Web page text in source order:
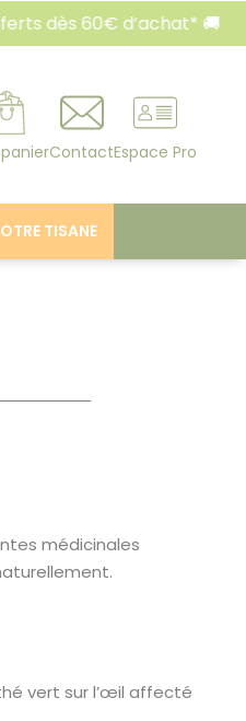
60€ d’achat* 🚚
ContactEspace Pro
TISANE
médicinales
vert sur l’œil affecté